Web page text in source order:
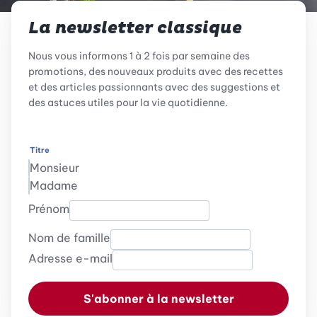
La newsletter classique
Nous vous informons 1 à 2 fois par semaine des
promotions, des nouveaux produits avec des recettes
et des articles passionnants avec des suggestions et
des astuces utiles pour la vie quotidienne.
Titre
Monsieur
Madame
Prénom
Nom de famille
Adresse e-mail
S'abonner à la newsletter